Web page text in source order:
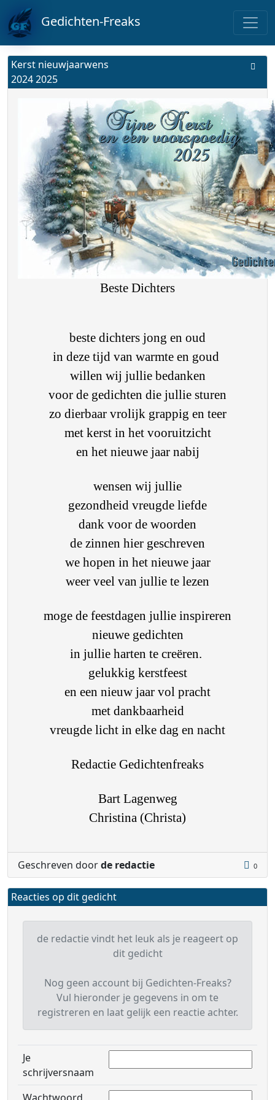
Gedichten-Freaks
Kerst nieuwjaarwens
2024 2025
Beste Dichters
beste dichters jong en oud
in deze tijd van warmte en goud
willen wij jullie bedanken
voor de gedichten die jullie sturen
zo dierbaar vrolijk grappig en teer
met kerst in het vooruitzicht
en het nieuwe jaar nabij
wensen wij jullie
gezondheid vreugde liefde
dank voor de woorden
de zinnen hier geschreven
we hopen in het nieuwe jaar
weer veel van jullie te lezen
moge de feestdagen jullie inspireren
nieuwe gedichten
in jullie harten te creëren.
gelukkig kerstfeest
en een nieuw jaar vol pracht
met dankbaarheid
vreugde licht in elke dag en nacht
Redactie Gedichtenfreaks
Bart Lagenweg
Christina (Christa)
Geschreven doorde redactie 0
Reacties op dit gedicht
de redactie vindt het leuk als je reageert op
dit gedicht
Nog geen account bij Gedichten-Freaks?
Vul hieronder je gegevens in om te
registreren en laat gelijk een reactie achter.
Je
schrijversnaam